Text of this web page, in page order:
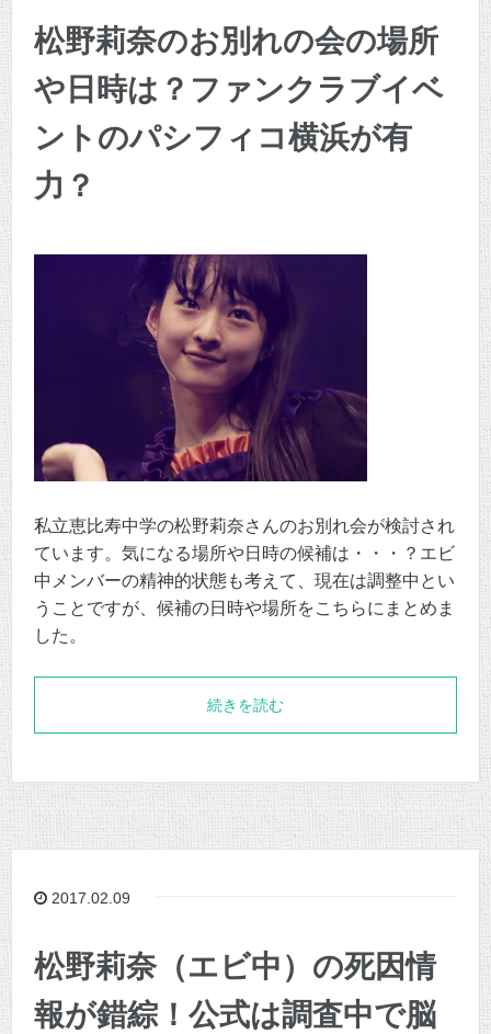
松野莉奈のお別れの会の場所
や日時は？ファンクラブイベ
ントのパシフィコ横浜が有
力？
私立恵比寿中学の松野莉奈さんのお別れ会が検討され
ています。気になる場所や日時の候補は・・・？エビ
中メンバーの精神的状態も考えて、現在は調整中とい
うことですが、候補の日時や場所をこちらにまとめま
した。
続きを読む
2017.02.09
松野莉奈（エビ中）の死因情
報が錯綜！公式は調査中で脳